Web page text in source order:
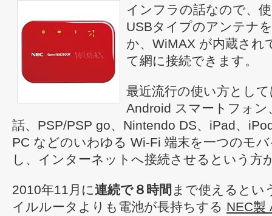
インフラの話なので、
USBタイプのアンテナ
か、WiMAX が内蔵され
て網に接続できます。
最近流行の使い方とし
Android スマートフォン
話、PSP/PSP go、Nintendo DS、iPad、
PC などのいわゆる Wi-Fi 端末を一つのモ
し、インターネットへ接続させるという方
2010年11月に連続で８時間 まで使えるとい
イルルータよりも電池が長持ちする NEC製